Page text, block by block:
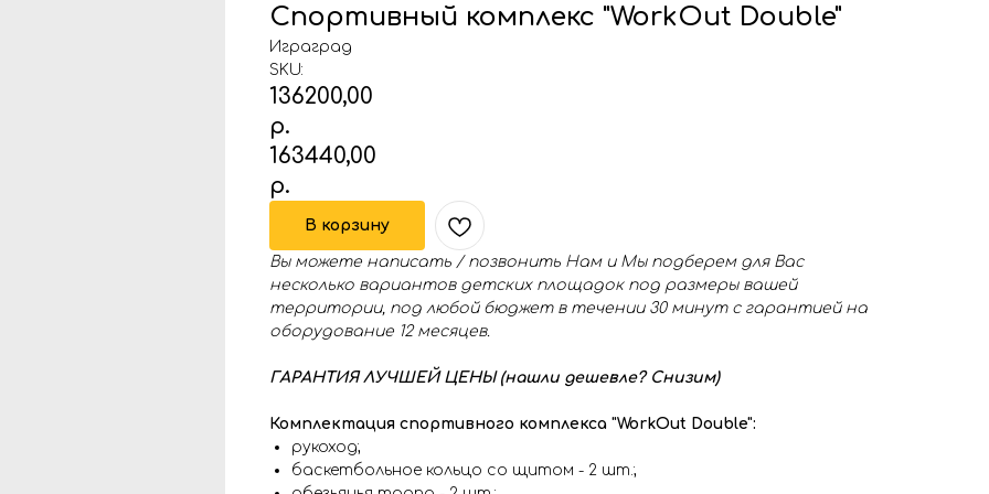
Спортивный комплекс "WorkOut Double"
Играград
SKU:
136200,00
р.
163440,00
р.
В корзину
Вы можете написать / позвонить Нам и Мы подберем для Вас
несколько вариантов детских площадок под размеры вашей
территории, под любой бюджет в течении 30 минут с гарантией на
оборудование 12 месяцев.
ГАРАНТИЯ ЛУЧШЕЙ ЦЕНЫ (нашли дешевле? Снизим)
Комплектация спортивного комплекса "WorkOut Double":
рукоход;
баскетбольное кольцо со щитом - 2 шт.;